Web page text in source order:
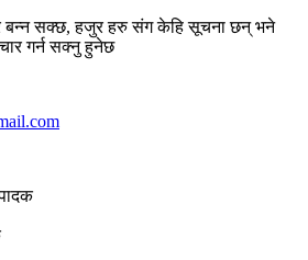
सक्छ, हजुर हरु संग केहि सूचना छन् भने
गर्न सक्नु हुनेछ